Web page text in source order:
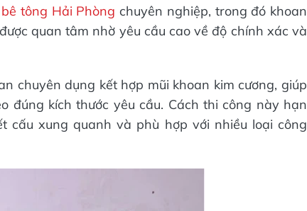
tông Hải Phòng chuyên nghiệp, trong đó khoan
quan tâm nhờ yêu cầu cao về độ chính xác và
chuyên dụng kết hợp mũi khoan kim cương, giúp
đúng kích thước yêu cầu. Cách thi công này hạn
cấu xung quanh và phù hợp với nhiều loại công